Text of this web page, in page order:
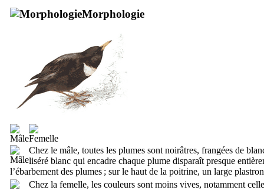
Morphologie
Chez le mâle, toutes les plumes sont noirâtres, frangées de
liséré blanc qui encadre chaque plume disparaît presque
l’ébarbement des plumes ; sur le haut de la poitrine, un large
Chez la femelle, les couleurs sont moins vives, notamment